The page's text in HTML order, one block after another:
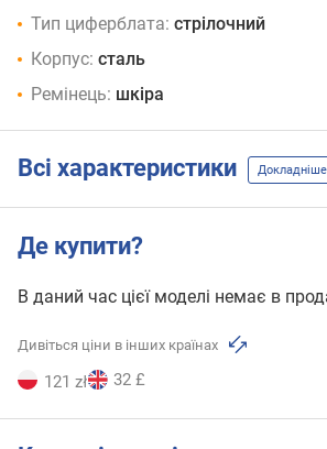
Тип циферблата: стрілочний
Корпус: сталь
Ремінець: шкіра
Всі характеристики Докладніше
Де купити?
В даний час цієї моделі немає в
Дивіться ціни в інших країнах
121 zł 32 £